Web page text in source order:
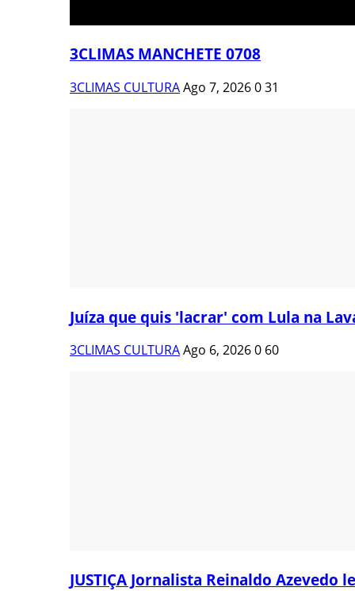
3CLIMAS MANCHETE 0708
3CLIMAS CULTURAAgo 7, 2026031
Juíza que quis 'lacrar' com Lula na
3CLIMAS CULTURAAgo 6, 20260 60
JUSTIÇA Jornalista Reinaldo Azevedo